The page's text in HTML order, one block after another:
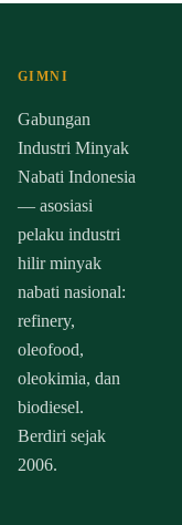
GIMNI
Gabungan
Industri Minyak
Nabati Indonesia
— asosiasi
pelaku industri
hilir minyak
nabati nasional:
refinery,
oleofood,
oleokimia, dan
biodiesel.
Berdiri sejak
2006.